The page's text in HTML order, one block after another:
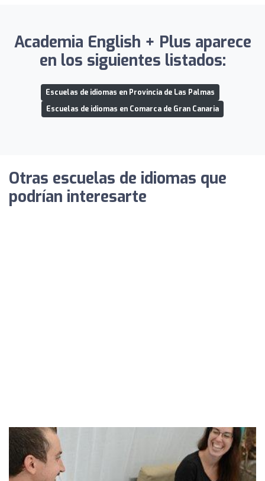
Academia English + Plus aparece
en los siguientes listados:
Escuelas de idiomas en Provincia de Las Palmas
Escuelas de idiomas en Comarca de Gran Canaria
Otras escuelas de idiomas que
podrían interesarte